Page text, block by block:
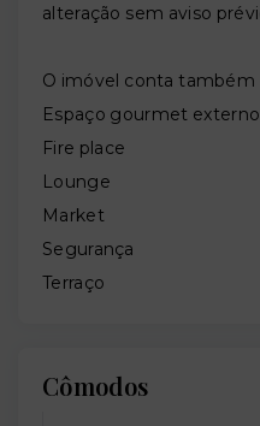
alteração sem aviso
O imóvel conta também
Espaço gourmet externo
Fire place
Lounge
Market
Segurança
Terraço
Cômodos